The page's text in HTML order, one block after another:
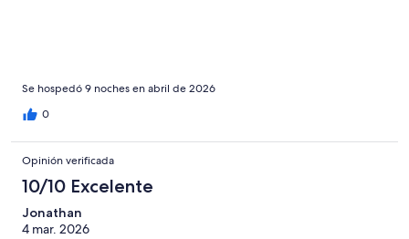
Se hospedó 9 noches en abril de 2026
0
Opinión verificada
10/10 Excelente
Jonathan
4 mar. 2026